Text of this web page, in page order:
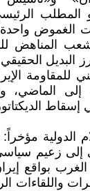
المطلب
الغموض واحدة
المناهض
البديل
للمقاومة
إلى الماضي،
إسقاط
الدولية
إلى زعيم
بواقع